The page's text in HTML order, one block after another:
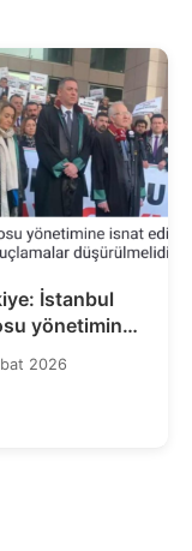
İstanbul
yönetimine
edilen
suçlamalar
2026